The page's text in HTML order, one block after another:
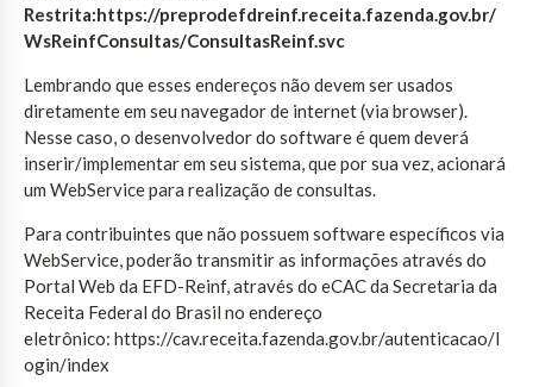
Restrita:https://preprodefdreinf.receita.fazenda.gov.br/
WsReinfConsultas/ConsultasReinf.svc
Lembrando que esses endereços não devem ser usados
diretamente em seu navegador de internet (via browser).
Nesse caso, o desenvolvedor do software é quem deverá
inserir/implementar em seu sistema, que por sua vez, acionará
um WebService para realização de consultas.
Para contribuintes que não possuem software específicos via
WebService, poderão transmitir as informações através do
Portal Web da EFD-Reinf, através do eCAC da Secretaria da
Receita Federal do Brasil no endereço
eletrônico: https://cav.receita.fazenda.gov.br/autenticacao/l
ogin/index